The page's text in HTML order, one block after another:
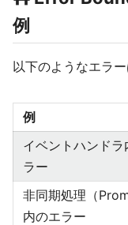
例
以下のようなエラ
例
イベントハンドラ
ラー
非同期処理（
内のエラー